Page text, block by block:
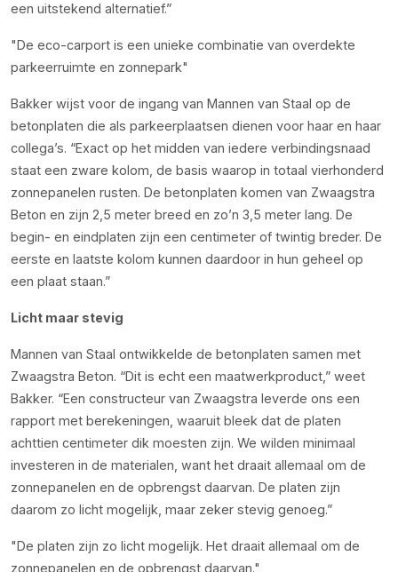
een uitstekend alternatief.”
De eco-carport is een unieke combinatie van overdekte
parkeerruimte en zonnepark
Bakker wijst voor de ingang van Mannen van Staal op de
betonplaten die als parkeerplaatsen dienen voor haar en haar
collega’s. “Exact op het midden van iedere verbindingsnaad
staat een zware kolom, de basis waarop in totaal vierhonderd
zonnepanelen rusten. De betonplaten komen van Zwaagstra
Beton en zijn 2,5 meter breed en zo’n 3,5 meter lang. De
begin- en eindplaten zijn een centimeter of twintig breder. De
eerste en laatste kolom kunnen daardoor in hun geheel op
een plaat staan.”
Licht maar stevig
Mannen van Staal ontwikkelde de betonplaten samen met
Zwaagstra Beton. “Dit is echt een maatwerkproduct,” weet
Bakker. “Een constructeur van Zwaagstra leverde ons een
rapport met berekeningen, waaruit bleek dat de platen
achttien centimeter dik moesten zijn. We wilden minimaal
investeren in de materialen, want het draait allemaal om de
zonnepanelen en de opbrengst daarvan. De platen zijn
daarom zo licht mogelijk, maar zeker stevig genoeg.”
De platen zijn zo licht mogelijk. Het draait allemaal om de
zonnepanelen en de opbrengst daarvan.